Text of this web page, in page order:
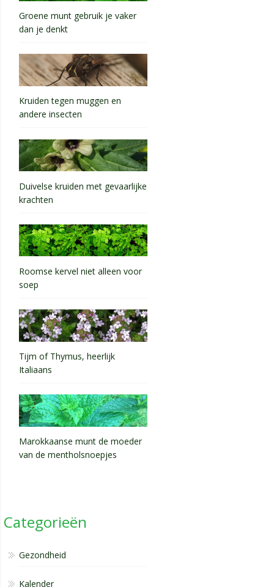
Groene munt gebruik je vaker
dan je denkt
Kruiden tegen muggen en
andere insecten
Duivelse kruiden met gevaarlijke
krachten
Roomse kervel niet alleen voor
soep
Tijm of Thymus, heerlijk
Italiaans
Marokkaanse munt de moeder
van de mentholsnoepjes
Categorieën
Gezondheid
Kalender